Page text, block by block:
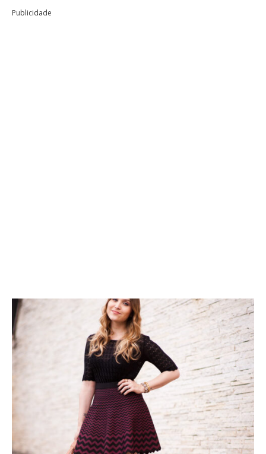
Publicidade